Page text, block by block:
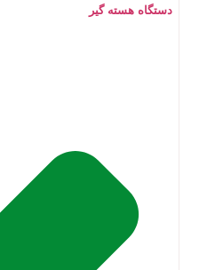
دستگاه هسته گیر